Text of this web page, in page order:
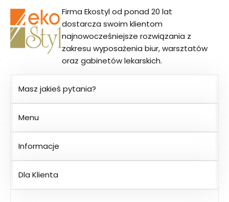
Firma Ekostyl od ponad 20 lat
dostarcza swoim klientom
najnowocześniejsze rozwiązania z
zakresu wyposażenia biur, warsztatów
oraz gabinetów lekarskich.
Masz jakieś pytania?
Menu
Informacje
Dla Klienta